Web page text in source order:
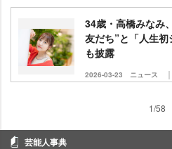
34歳・高橋みなみ
友だち”と「人生
も披露
2026-03-23 ニュース
1/58
芸能人事典